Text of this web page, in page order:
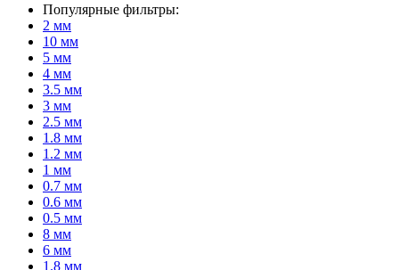
Популярные фильтры:
2 мм
10 мм
5 мм
4 мм
3.5 мм
3 мм
2.5 мм
1.8 мм
1.2 мм
1 мм
0.7 мм
0.6 мм
0.5 мм
8 мм
6 мм
1.8 мм